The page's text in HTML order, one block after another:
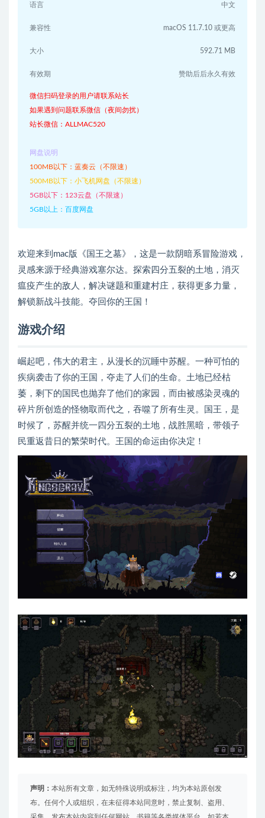
语言 中文
兼容性 macOS 11.7.10 或更高
大小 592.71 MB
有效期 赞助后后永久有效
微信扫码登录的用户请联系站长
如果遇到问题联系微信（夜间勿扰）
站长微信：ALLMAC520
网盘说明
100MB以下：蓝奏云（不限速）
500MB以下：小飞机网盘（不限速）
5GB以下：123云盘（不限速）
5GB以上：百度网盘
欢迎来到mac版《国王之墓》，这是一款阴暗系冒险游戏，
灵感来源于经典游戏塞尔达。探索四分五裂的土地，消灭
瘟疫产生的敌人，解决谜题和重建村庄，获得更多力量，
解锁新战斗技能。夺回你的王国！
游戏介绍
崛起吧，伟大的君主，从漫长的沉睡中苏醒。一种可怕的
疾病袭击了你的王国，夺走了人们的生命。土地已经枯
萎，剩下的国民也抛弃了他们的家园，而由被感染灵魂的
碎片所创造的怪物取而代之，吞噬了所有生灵。国王，是
时候了，苏醒并统一四分五裂的土地，战胜黑暗，带领子
民重返昔日的繁荣时代。王国的命运由你决定！
声明： 本站所有文章，如无特殊说明或标注，均为本站原创发
布。任何个人或组织，在未征得本站同意时，禁止复制、盗用、